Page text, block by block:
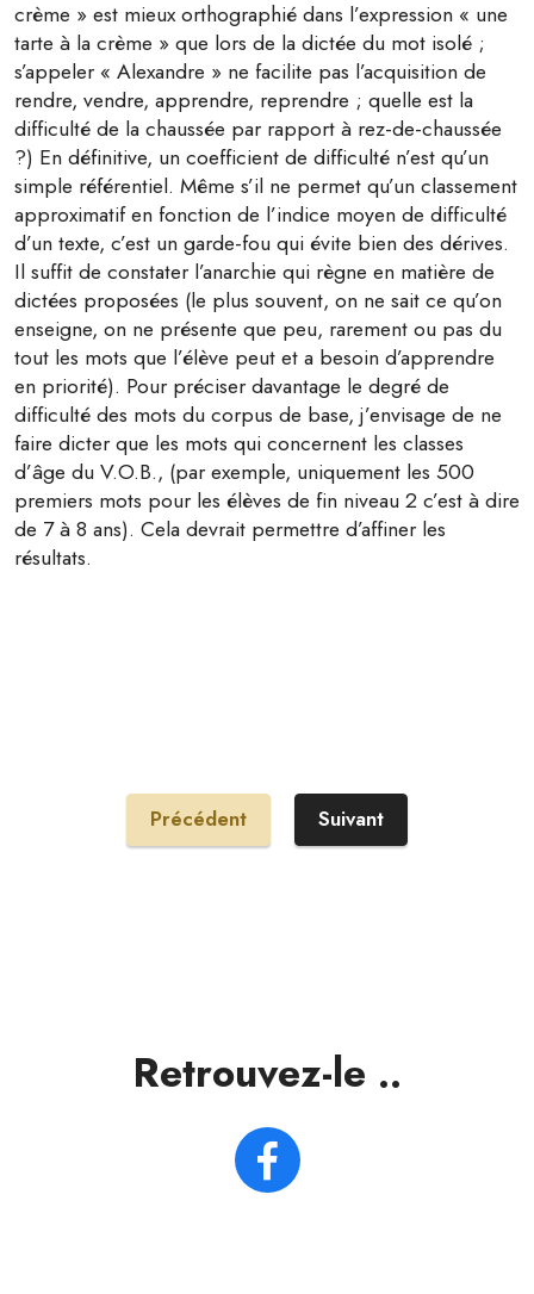
crème » est mieux orthographié dans l’expression « une
tarte à la crème » que lors de la dictée du mot isolé ;
s’appeler « Alexandre » ne facilite pas l’acquisition de
rendre, vendre, apprendre, reprendre ; quelle est la
difficulté de la chaussée par rapport à rez-de-chaussée
?) En définitive, un coefficient de difficulté n’est qu’un
simple référentiel. Même s’il ne permet qu’un classement
approximatif en fonction de l’indice moyen de difficulté
d’un texte, c’est un garde-fou qui évite bien des dérives.
Il suffit de constater l’anarchie qui règne en matière de
dictées proposées (le plus souvent, on ne sait ce qu’on
enseigne, on ne présente que peu, rarement ou pas du
tout les mots que l’élève peut et a besoin d’apprendre
en priorité). Pour préciser davantage le degré de
difficulté des mots du corpus de base, j’envisage de ne
faire dicter que les mots qui concernent les classes
d’âge du V.O.B., (par exemple, uniquement les 500
premiers mots pour les élèves de fin niveau 2 c’est à dire
de 7 à 8 ans). Cela devrait permettre d’affiner les
résultats.
Précédent Suivant
Retrouvez-le ..